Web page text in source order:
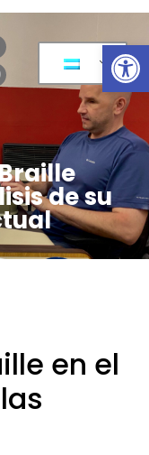
de su
en el